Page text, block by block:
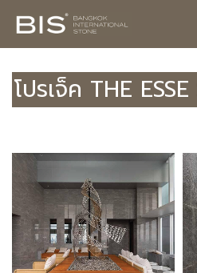
โปรเจ็ค THE